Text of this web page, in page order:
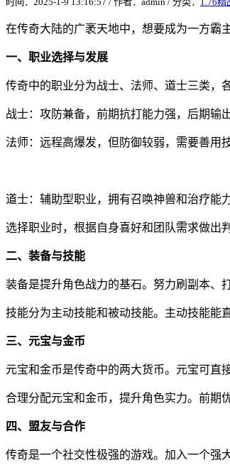
在传奇大陆的广袤天地中，想要成为一方霸
一、职业选择与发展
传奇中的职业分为战士、法师、道士三类，
战士：攻防兼备，前期抗打能力强，后期输
法师：远程高爆发，但防御较弱，需要善用
道士：辅助型职业，拥有召唤神兽和治疗能
选择职业时，根据自身喜好和团队需求做出
二、装备与技能
装备是提升角色战力的基石。努力刷副本、
技能分为主动技能和被动技能。主动技能能
三、元宝与金币
元宝和金币是传奇中的两大货币。元宝可直
合理分配元宝和金币，提升角色实力。前期
四、盟友与合作
传奇是一个社交性极强的游戏。加入一个强